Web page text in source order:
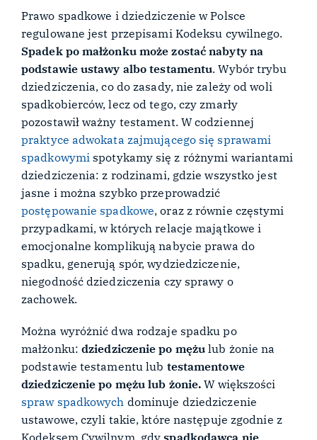
Prawo spadkowe i dziedziczenie w Polsce
regulowane jest przepisami Kodeksu cywilnego.
Spadek po małżonku może zostać nabyty na
podstawie ustawy albo testamentu. Wybór trybu
dziedziczenia, co do zasady, nie zależy od woli
spadkobierców, lecz od tego, czy zmarły
pozostawił ważny testament. W codziennej
praktyce adwokata zajmującego się sprawami
spadkowymi spotykamy się z różnymi wariantami
dziedziczenia: z rodzinami, gdzie wszystko jest
jasne i można szybko przeprowadzić
postępowanie spadkowe, oraz z równie częstymi
przypadkami, w których relacje majątkowe i
emocjonalne komplikują nabycie prawa do
spadku, generują spór, wydziedziczenie,
niegodność dziedziczenia czy sprawy o
zachowek.
Można wyróżnić dwa rodzaje spadku po
małżonku: dziedziczenie po mężu lub żonie na
podstawie testamentu lub testamentowe
dziedziczenie po mężu lub żonie. W większości
spraw spadkowych dominuje dziedziczenie
ustawowe, czyli takie, które następuje zgodnie z
Kodeksem Cywilnym, gdyspadkodawca nie